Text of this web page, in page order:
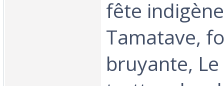
fête
Tamatave,
bruyante,